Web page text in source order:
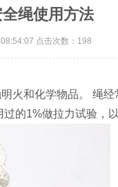
绳使用方法
点击次数：198
火和化学物品。 绳
的1%做拉力试验，